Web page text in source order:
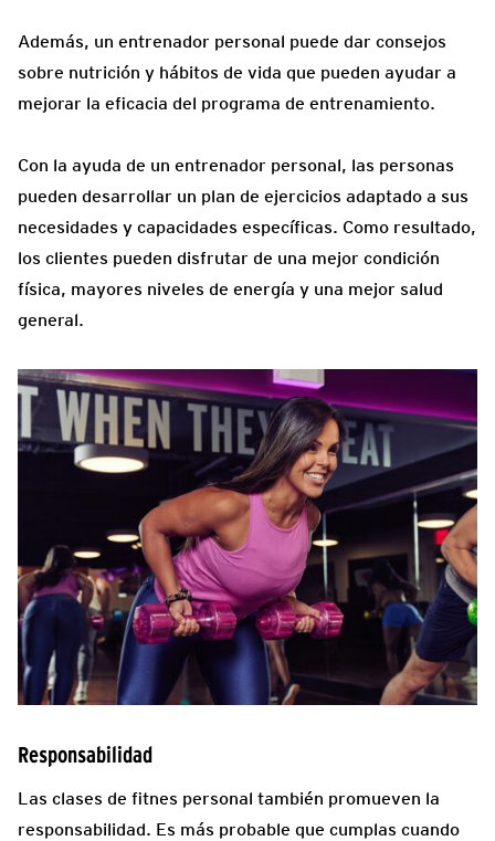
Además, un entrenador personal puede dar consejos
sobre nutrición y hábitos de vida que pueden ayudar a
mejorar la eficacia del programa de entrenamiento.
Con la ayuda de un entrenador personal, las personas
pueden desarrollar un plan de ejercicios adaptado a sus
necesidades y capacidades específicas. Como resultado,
los clientes pueden disfrutar de una mejor condición
física, mayores niveles de energía y una mejor salud
general.
Responsabilidad
Las clases de fitnes personal también promueven la
responsabilidad. Es más probable que cumplas cuando